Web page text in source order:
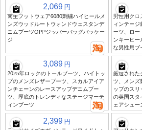
2,069 円
南生フットウェア6080刺繍ハイヒールメ
ンズウッドルートウォンドウェスタンデ
ニムブーツOPPジッパーバッグパッケー
ジ
男性用クロ
ィンテー
ーツ、ロー
ンキーヒー
な男性用ブ
3,089 円
2025年ロックのトールブーツ、ハイトッ
プのメンズレザーブーツ、スカルアイア
ンチェーンのレースアップデニムブー
ツ、厚底のトレンディなステージマーテ
ィンブーツ
厳選された
ツ、メンズ
ップのスリ
の英国スタ
ェアシュー
2,399 円